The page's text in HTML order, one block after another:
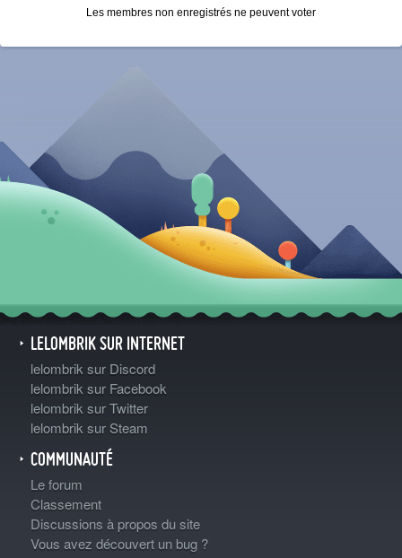
Les membres non enregistrés ne peuvent voter
LELOMBRIK SUR INTERNET
lelombrik sur Discord
lelombrik sur Facebook
lelombrik sur Twitter
lelombrik sur Steam
COMMUNAUTÉ
Le forum
Classement
Discussions à propos du site
Vous avez découvert un bug ?